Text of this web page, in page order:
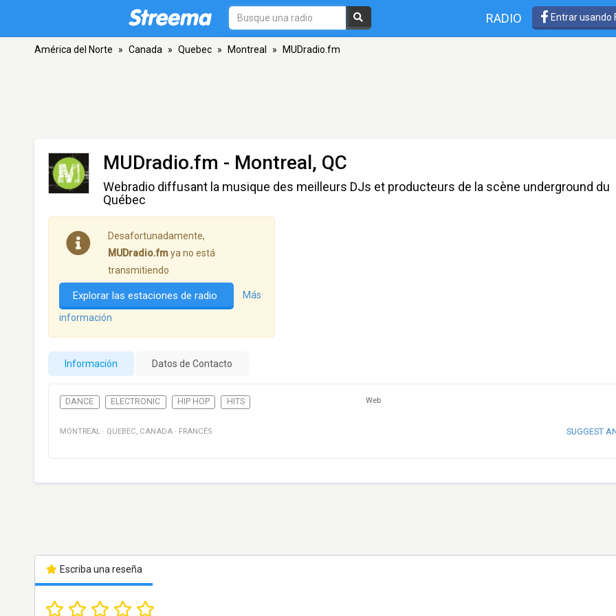
RADIO Entrar usando
América del Norte » Canada » Quebec » Montreal » MUDradio.fm
MUDradio.fm - Montreal, QC
Webradio diffusant la musique des meilleurs DJs et producteurs de la scène underground du
Québec
Desafortunadamente,
MUDradio.fmya no está
transmitiendo
Explorar las estaciones de radio Más
información
Información Datos de Contacto
DANCE ELECTRONIC HIP HOP HITS Web
MONTREAL · QUEBEC, CANADA · FRANCÉS SUGGEST
Escriba una reseña